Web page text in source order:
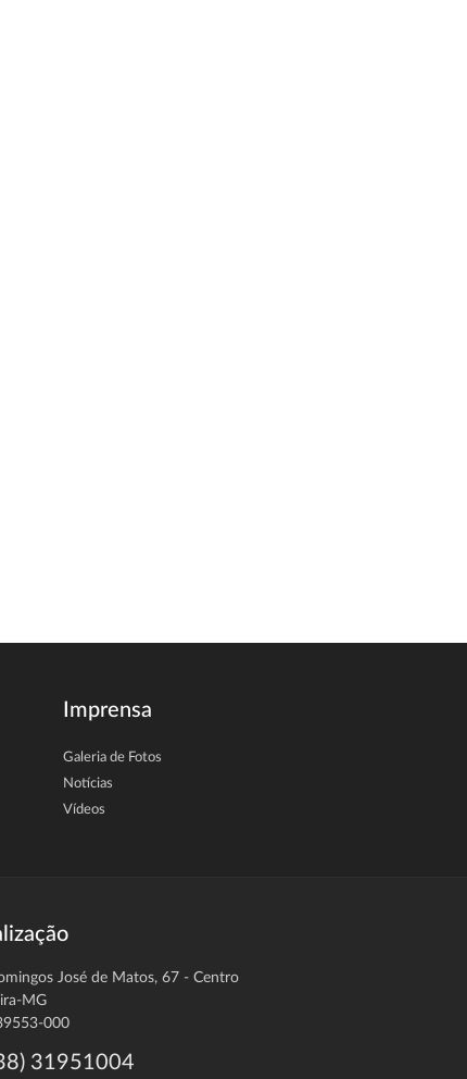
Imprensa
Galeria de Fotos
Notícias
Vídeos
José de Matos, 67 - Centro
MG
000
31951004